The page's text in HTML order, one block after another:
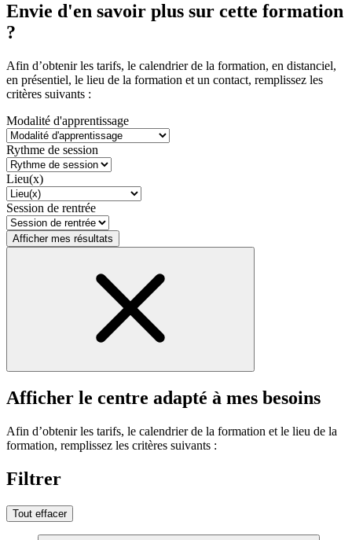
Envie d'en savoir plus sur cette formation
?
Afin d’obtenir les tarifs, le calendrier de la formation, en distanciel,
en présentiel, le lieu de la formation et un contact, remplissez les
critères suivants :
Modalité d'apprentissage
Rythme de session
Lieu(x)
Session de rentrée
Afficher mes résultats
Afficher le centre adapté à mes besoins
Afin d’obtenir les tarifs, le calendrier de la formation et le lieu de la
formation, remplissez les critères suivants :
Filtrer
Tout effacer